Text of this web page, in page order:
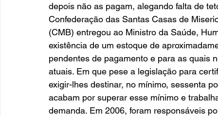
depois não as pagam, alegando falta de
Confederação das Santas Casas de
(CMB) entregou ao Ministro da Saúde,
existência de um estoque de
pendentes de pagamento e para as quais
atuais. Em que pese a legislação para
exigir-lhes destinar, no mínimo, sessenta
acabam por superar esse mínimo e
demanda. Em 2006, foram responsáveis